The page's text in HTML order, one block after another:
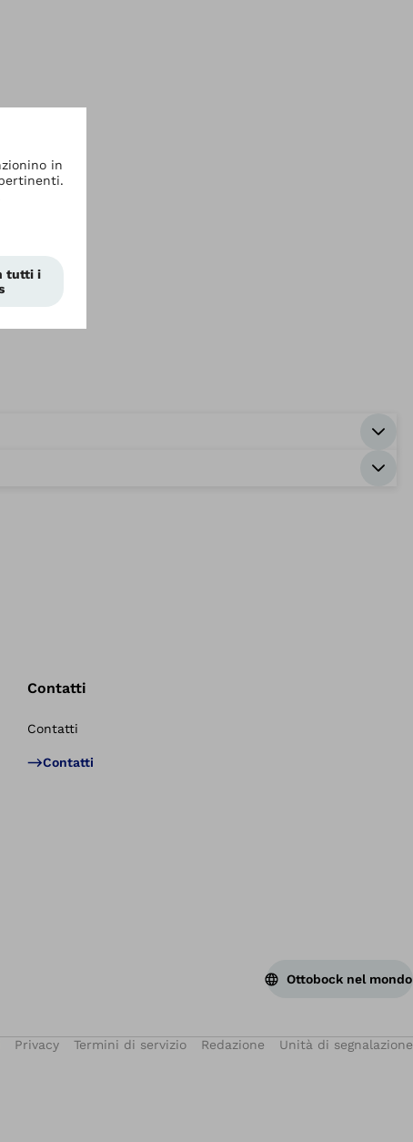
Contatti
Contatti
Contatti
Ottobock nel mondo
Privacy Termini di servizio Redazione Unità di segnalazione